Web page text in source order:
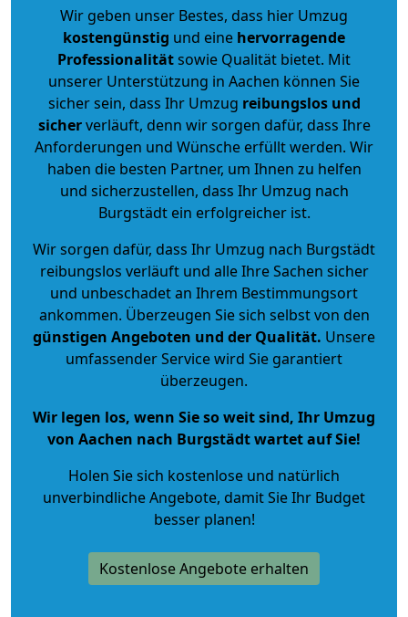
Wir geben unser Bestes, dass hier Umzug
kostengünstig und eine hervorragende
Professionalitätsowie Qualität bietet. Mit
unserer Unterstützung in Aachen können Sie
sicher sein, dass Ihr Umzug reibungslos und
sicherverläuft, denn wir sorgen dafür, dass Ihre
Anforderungen und Wünsche erfüllt werden. Wir
haben die besten Partner, um Ihnen zu helfen
und sicherzustellen, dass Ihr Umzug nach
Burgstädt ein erfolgreicher ist.
Wir sorgen dafür, dass Ihr Umzug nach Burgstädt
reibungslos verläuft und alle Ihre Sachen sicher
und unbeschadet an Ihrem Bestimmungsort
ankommen. Überzeugen Sie sich selbst von den
günstigen Angeboten und der Qualität. Unsere
umfassender Service wird Sie garantiert
überzeugen.
Wir legen los, wenn Sie so weit sind, Ihr Umzug
von Aachen nach Burgstädt wartet auf Sie!
Holen Sie sich kostenlose und natürlich
unverbindliche Angebote, damit Sie Ihr Budget
besser planen!
Kostenlose Angebote erhalten